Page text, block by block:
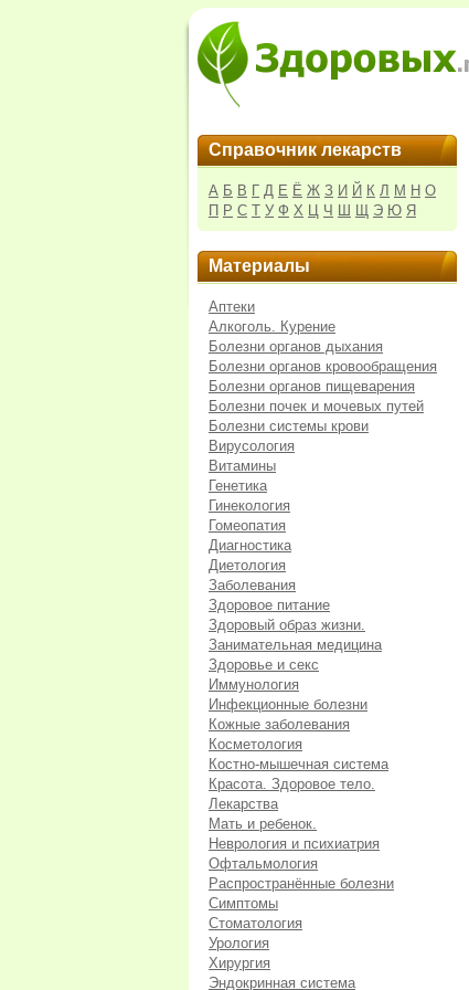
Справочник лекарств
А Б В Г Д Е Ё Ж З И Й К Л М Н О
П Р С Т У Ф Х Ц Ч Ш Щ Э Ю Я
Материалы
Аптеки
Алкоголь. Курение
Болезни органов дыхания
Болезни органов кровообращения
Болезни органов пищеварения
Болезни почек и мочевых путей
Болезни системы крови
Вирусология
Витамины
Генетика
Гинекология
Гомеопатия
Диагностика
Диетология
Заболевания
Здоровое питание
Здоровый образ жизни.
Занимательная медицина
Здоровье и секс
Иммунология
Инфекционные болезни
Кожные заболевания
Косметология
Костно-мышечная система
Красота. Здоровое тело.
Лекарства
Мать и ребенок.
Неврология и психиатрия
Офтальмология
Распространённые болезни
Симптомы
Стоматология
Урология
Хирургия
Эндокринная система